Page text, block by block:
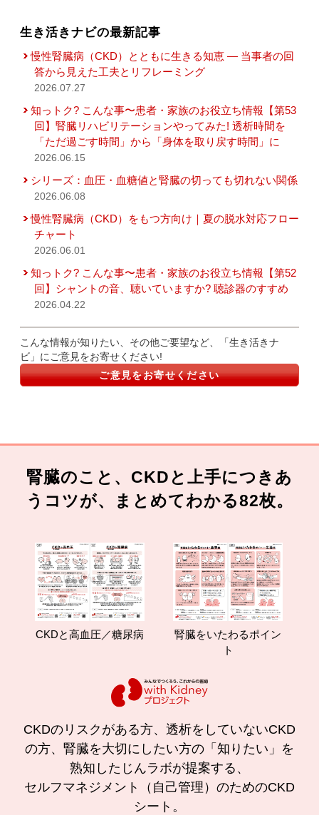
生き活きナビの最新記事
慢性腎臓病（CKD）とともに生きる知恵 — 当事者の回
答から見えた工夫とリフレーミング
2026.07.27
知っトク? こんな事〜患者・家族のお役立ち情報【第53
回】腎臓リハビリテーションやってみた! 透析時間を
「ただ過ごす時間」から「身体を取り戻す時間」に
2026.06.15
シリーズ：血圧・血糖値と腎臓の切っても切れない関係
2026.06.08
慢性腎臓病（CKD）をもつ方向け｜夏の脱水対応フロー
チャート
2026.06.01
知っトク? こんな事〜患者・家族のお役立ち情報【第52
回】シャントの音、聴いていますか? 聴診器のすすめ
2026.04.22
こんな情報が知りたい、その他ご要望など、「生き活きナ
ビ」にご意見をお寄せください!
ご意見をお寄せください
腎臓のこと、CKDと上手につきあ
うコツが、まとめてわかる82枚。
CKDと高血圧／糖尿病
腎臓をいたわるポイン
CKDのリスクがある方、透析をしていないCKD
の方、腎臓を大切にしたい方の「知りたい」を
熟知したじんラボが提案する、
セルフマネジメント（自己管理）のためのCKD
シート。